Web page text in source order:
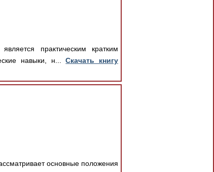
практическим кратким
навыки, н...Скачать книгу
основные положения